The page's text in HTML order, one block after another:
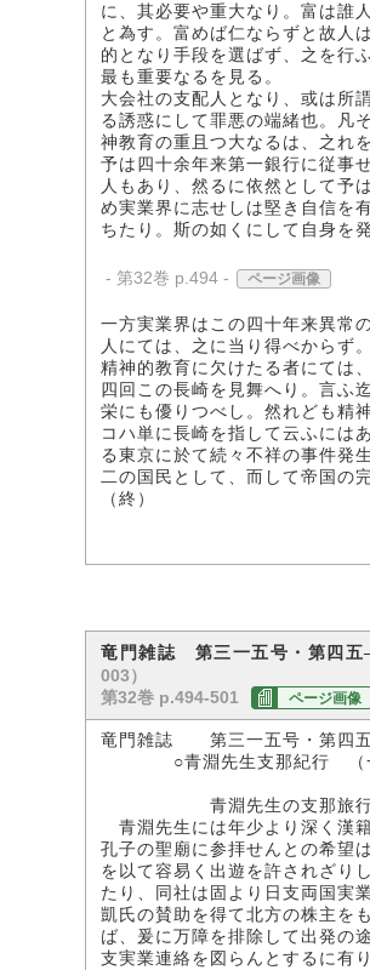
に、其必要や重大なり。富は誰
と為す。富めば仁ならずと故人
的となり手段を選ばず、之を行
最も重要なるを見る。
大会社の支配人となり、或は所
る誘惑にして罪悪の端緒也。凡
神教育の重且つ大なるは、之れ
予は四十余年来第一銀行に従事
人もあり、然るに依然として予
め実業界に志せしは堅き自信を
ちたり。斯の如くにして自身を
- 第32巻 p.494 - ページ画像
一方実業界はこの四十年来異常
人にては、之に当り得べからず
精神的教育に欠けたる者にては
四回この長崎を見舞へり。言ふ
栄にも優りつべし。然れども精
コハ単に長崎を指して云ふには
る東京に於て続々不祥の事件発
二の国民として、而して帝国の
（終）
竜門雑誌 第三一五号・第四
003）
第32巻 p.494-501
ページ画像
竜門雑誌 第三一五号・第四
○青淵先生支那紀行 （
随行員 増
青淵先生の支那旅行
青淵先生には年少より深く漢
孔子の聖廟に参拝せんとの希望
を以て容易く出遊を許されざり
たり、同社は固より日支両国実
凱氏の賛助を得て北方の株主を
ば、爰に万障を排除して出発の
支実業連絡を図らんとするに有